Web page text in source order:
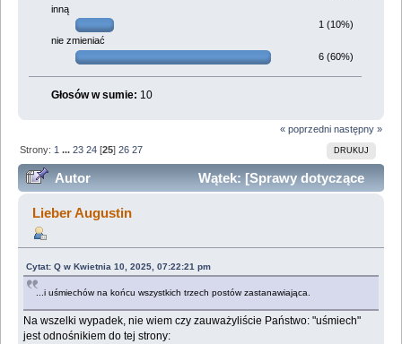
inną
1 (10%)
nie zmieniać
6 (60%)
Głosów w sumie: 10
« poprzedni następny »
DRUKUJ
Strony: 1 ...23 24 [25]26 27
Autor
Wątek: [Sprawy dotyczące
funkcjonowania forum] (Przeczytany 1006849 razy)
Lieber Augustin
Cytat: Q w Kwietnia 10, 2025, 07:22:21 pm
...i uśmiechów na końcu wszystkich trzech postów zastanawiająca.
Na wszelki wypadek, nie wiem czy zauważyliście Państwo: "uśmiech"
jest odnośnikiem do tej strony: